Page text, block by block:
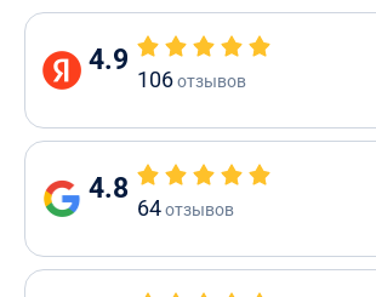
4.9
106отзывов
4.8
64отзывов